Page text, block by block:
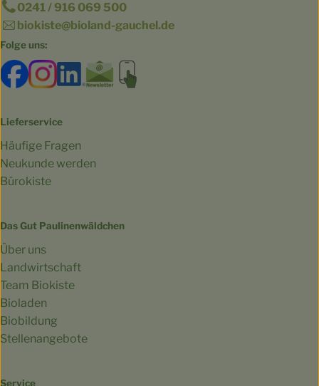
0241 / 916 069 500
biokiste@bioland-gauchel.de
Folge uns:
Externer Link zu https://www.facebook.com/
Externer Link zu https://www.instagram.com/
Externer Link zu https://
Externer Link zu https://
Lieferservice
Häufige Fragen
Neukunde werden
Bürokiste
Das Gut Paulinenwäldchen
Über uns
Landwirtschaft
Team Biokiste
Bioladen
Biobildung
Stellenangebote
Service